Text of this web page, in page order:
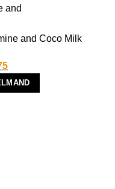
and Coco Milk
Huidige
prijs
is: